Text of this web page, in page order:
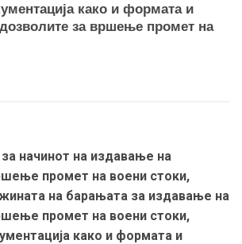
како и формата и
за вршење промет на
начинот на издавање на
промет на воени стоки,
на барањата за издавање на
промет на воени стоки,
како и формата и